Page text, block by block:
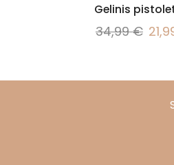
Gelinis
34,99€